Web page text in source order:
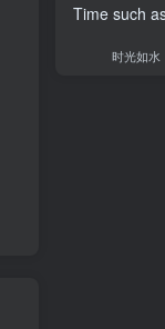
Time such
时光如水